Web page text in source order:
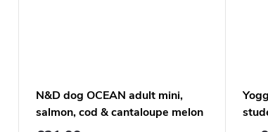
N&D dog OCEAN adult mini,
salmon, cod & cantaloupe melon
s